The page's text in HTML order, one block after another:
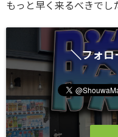
もっと早く来るべきでし
＼フォ